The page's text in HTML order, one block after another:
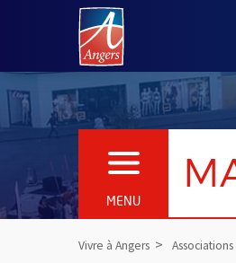
Angers.fr : Retour
MENU
OUVRIR LE MENU
Vivre à Angers Associations